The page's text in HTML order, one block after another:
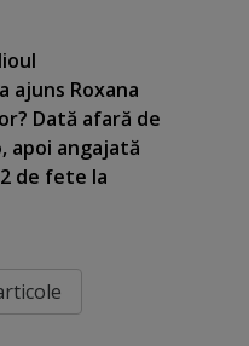
ajuns Roxana
Dată afară de
apoi angajată
de fete la